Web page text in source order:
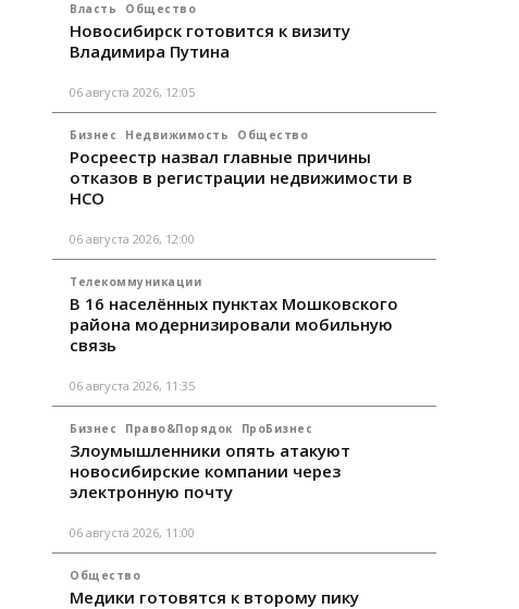
Власть Общество
Новосибирск готовится к визиту
Владимира Путина
06 августа 2026, 12:05
Бизнес Недвижимость Общество
Росреестр назвал главные причины
отказов в регистрации недвижимости в
НСО
06 августа 2026, 12:00
Телекоммуникации
В 16 населённых пунктах Мошковского
района модернизировали мобильную
связь
06 августа 2026, 11:35
Бизнес Право&Порядок ПроБизнес
Злоумышленники опять атакуют
новосибирские компании через
электронную почту
06 августа 2026, 11:00
Общество
Медики готовятся к второму пику